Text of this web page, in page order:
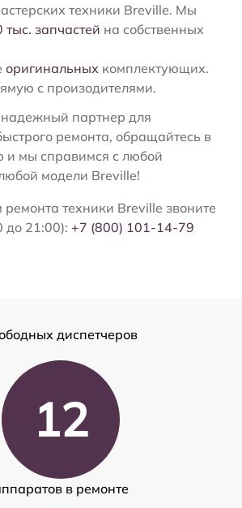
техники Breville. Мы
тыс. запчастей на собственных
оригинальных комплектующих.
с произодителями.
партнер для
ремонта, обращайтесь в
и мы справимся с любой
модели Breville!
техники Breville звоните
до 21:00): +7 (800) 101-14-79
диспетчеров
12
в ремонте